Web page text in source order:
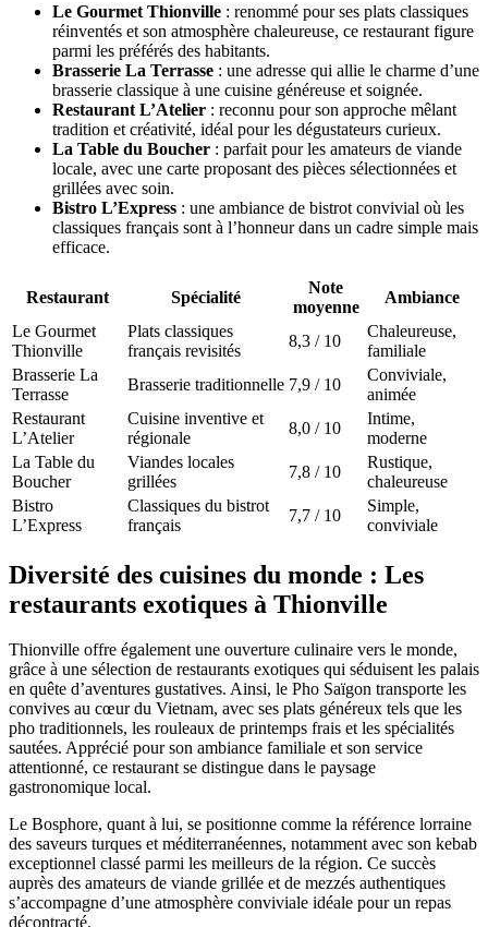
Le Gourmet Thionville : renommé pour ses plats classiques
réinventés et son atmosphère chaleureuse, ce restaurant figure
parmi les préférés des habitants.
Brasserie La Terrasse : une adresse qui allie le charme d’une
brasserie classique à une cuisine généreuse et soignée.
Restaurant L’Atelier : reconnu pour son approche mêlant
tradition et créativité, idéal pour les dégustateurs curieux.
La Table du Boucher : parfait pour les amateurs de viande
locale, avec une carte proposant des pièces sélectionnées et
grillées avec soin.
Bistro L’Express : une ambiance de bistrot convivial où les
classiques français sont à l’honneur dans un cadre simple mais
efficace.
Restaurant Spécialité
Note
moyenne
Ambiance
Le Gourmet
Thionville
Plats classiques
français revisités
8,3 / 10
Chaleureuse,
familiale
Brasserie La
Terrasse
Brasserie traditionnelle 7,9 / 10
Conviviale,
animée
Restaurant
L’Atelier
Cuisine inventive et
régionale
8,0 / 10
Intime,
moderne
La Table du
Boucher
Viandes locales
grillées
7,8 / 10
Rustique,
chaleureuse
Bistro
L’Express
Classiques du bistrot
français
7,7 / 10
Simple,
conviviale
Diversité des cuisines du monde : Les
restaurants exotiques à Thionville
Thionville offre également une ouverture culinaire vers le monde,
grâce à une sélection de restaurants exotiques qui séduisent les palais
en quête d’aventures gustatives. Ainsi, le Pho Saïgon transporte les
convives au cœur du Vietnam, avec ses plats généreux tels que les
pho traditionnels, les rouleaux de printemps frais et les spécialités
sautées. Apprécié pour son ambiance familiale et son service
attentionné, ce restaurant se distingue dans le paysage
gastronomique local.
Le Bosphore, quant à lui, se positionne comme la référence lorraine
des saveurs turques et méditerranéennes, notamment avec son kebab
exceptionnel classé parmi les meilleurs de la région. Ce succès
auprès des amateurs de viande grillée et de mezzés authentiques
s’accompagne d’une atmosphère conviviale idéale pour un repas
décontracté.